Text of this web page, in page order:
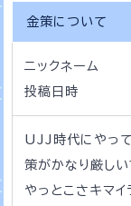
金策について
ニックネーム
投稿日時
UJJ時代にやっ
策がかなり厳しい
やっとこさキマ